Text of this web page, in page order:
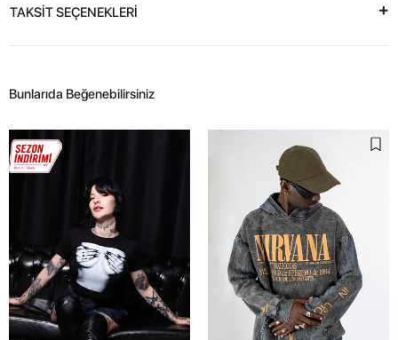
TAKSİT SEÇENEKLERİ
Bunlarıda Beğenebilirsiniz